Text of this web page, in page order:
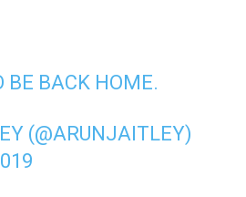
BE BACK HOME.
(@ARUNJAITLEY)